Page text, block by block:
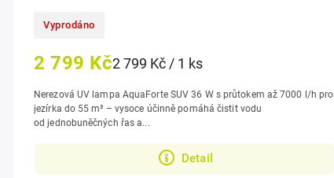
Vyprodáno
2 799 Kč2 799 Kč / 1 ks
Detail
Nerezová UV lampa AquaForte SUV 36 W s průtokem až 7000 l/h pro
jezírka do 55 m³ – vysoce účinně pomáhá čistit vodu
od jednobuněčných řas a...